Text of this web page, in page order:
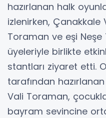
hazırlanan halk
izlenirken, Çanakkale
Toraman ve eşi
üyeleriyle birlikte
stantları ziyaret etti.
tarafından
Vali Toraman,
bayram sevincine